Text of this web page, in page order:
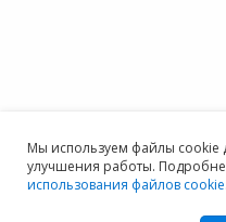
Мы используем файлы cookie
улучшения работы.
использования файлов cookie